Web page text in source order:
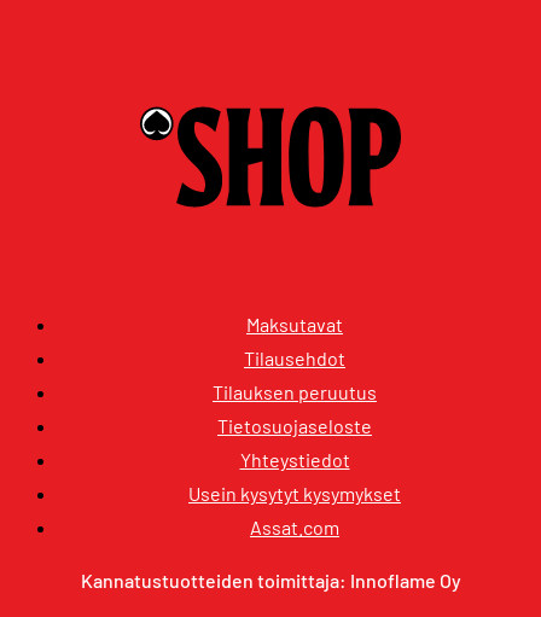
Maksutavat
Tilausehdot
Tilauksen peruutus
Tietosuojaseloste
Yhteystiedot
Usein kysytyt kysymykset
Assat.com
Kannatustuotteiden toimittaja: Innoflame Oy